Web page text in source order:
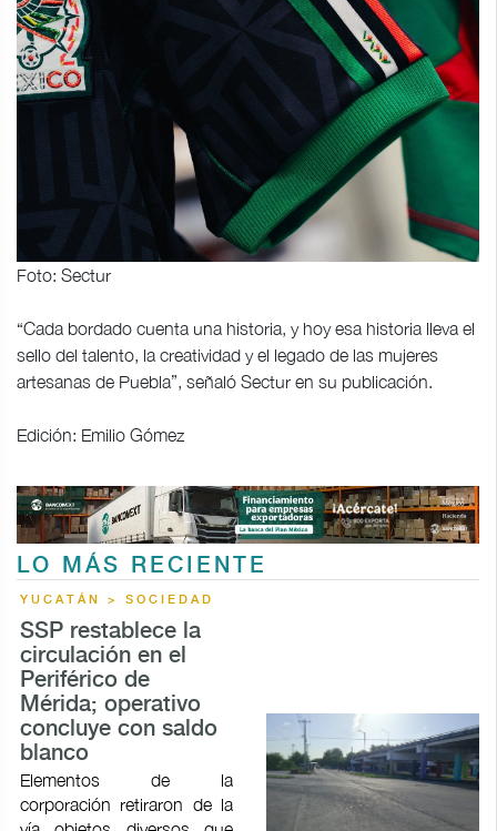
Foto: Sectur
“Cada bordado cuenta una historia, y hoy esa historia lleva el
sello del talento, la creatividad y el legado de las mujeres
artesanas de Puebla”, señaló Sectur en su publicación.
Edición: Emilio Gómez
LO MÁS RECIENTE
YUCATÁN > SOCIEDAD
SSP restablece la
circulación en el
Periférico de
Mérida; operativo
concluye con saldo
blanco
Elementos de la
corporación retiraron de la